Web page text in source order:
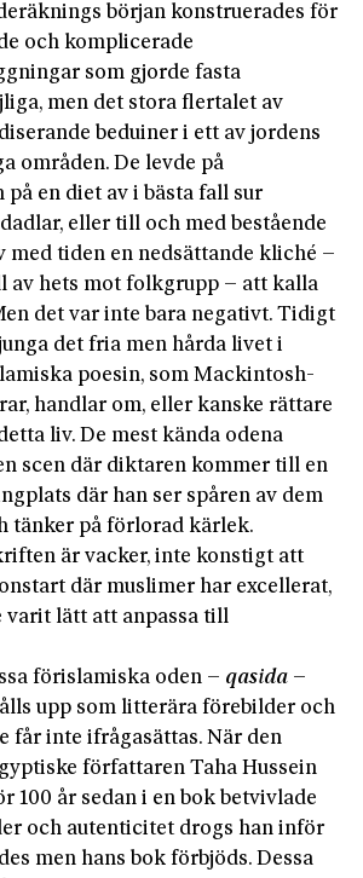
början konstruerades för
och komplicerade
som gjorde fasta
men det stora flertalet av
beduiner i ett av jordens
områden. De levde på
på en diet av i bästa fall sur
eller till och med bestående
med tiden en nedsättande kliché –
av hets mot folkgrupp – att kalla
det var inte bara negativt. Tidigt
det fria men hårda livet i
poesin, som Mackintosh-
handlar om, eller kanske rättare
liv. De mest kända odena
scen där diktaren kommer till en
där han ser spåren av dem
tänker på förlorad kärlek.
är vacker, inte konstigt att
där muslimer har excellerat,
varit lätt att anpassa till
förislamiska oden – qasida –
upp som litterära förebilder och
får inte ifrågasättas. När den
författaren Taha Hussein
100 år sedan i en bok betvivlade
och autenticitet drogs han inför
men hans bok förbjöds. Dessa